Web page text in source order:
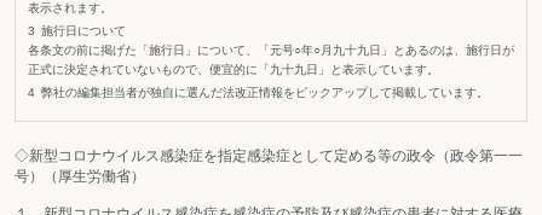
表示されます。
施行日について
各条文の前に掲げた「施行日」について、「元号○年○月九十九日」とあるのは、施行日が
正式に決定されていないもので、便宜的に「九十九日」と表示しています。
弊社の編集担当者が独自に選んだ法改正情報をピックアップして掲載しています。
◇新型コロナウイルス感染症を指定感染症として定める等の政令（政令第一一
号）（厚生労働省）